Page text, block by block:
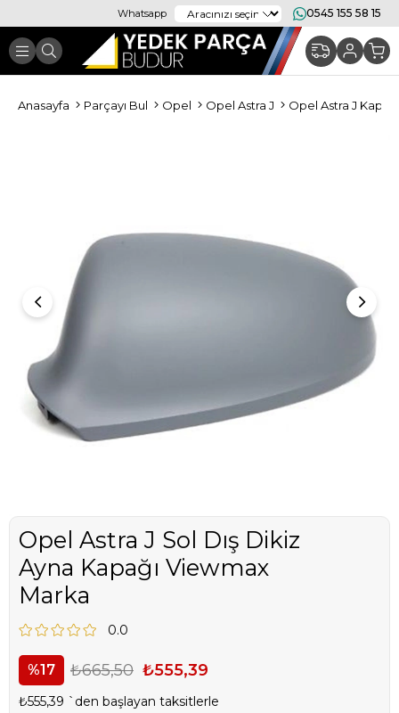
Whatsapp 0545 155 58 15
Anasayfa Parçayı Bul Opel Opel Astra J Opel Astra J
Opel Astra J Sol Dış Dikiz
Ayna Kapağı Viewmax
Marka
0.0
17 ₺665,50 ₺555,39
₺555,39 `den başlayan taksitlerle